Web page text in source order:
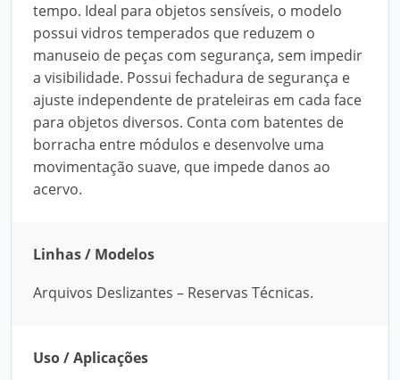
tempo. Ideal para objetos sensíveis, o modelo
possui vidros temperados que reduzem o
manuseio de peças com segurança, sem impedir
a visibilidade. Possui fechadura de segurança e
ajuste independente de prateleiras em cada face
para objetos diversos. Conta com batentes de
borracha entre módulos e desenvolve uma
movimentação suave, que impede danos ao
acervo.
Linhas / Modelos
Arquivos Deslizantes – Reservas Técnicas.
Uso / Aplicações